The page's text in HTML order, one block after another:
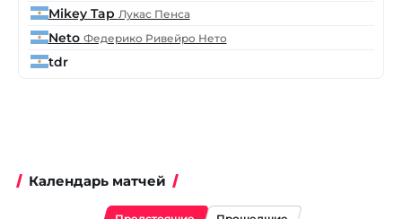
Mikey Tap Лукас Пенса
Neto Федерико Ривейро Нето
tdr
Календарь матчей